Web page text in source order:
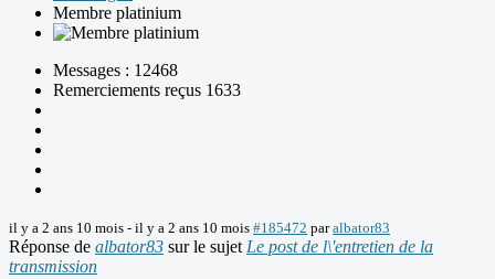
Membre platinium
Messages : 12468
Remerciements reçus 1633
il y a 2 ans 10 mois - il y a 2 ans 10 mois #185472 paralbator83
Réponse de albator83 sur le sujet Le post de l\'entretien de la
transmission